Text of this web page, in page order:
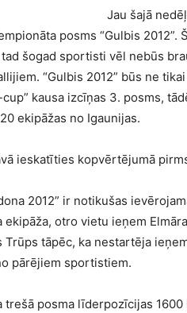
Jau šajā
posms “Gulbis 2012”.
šogad sportisti vēl nebūs
“Gulbis 2012” būs ne
kausa izcīņas 3. posms,
ekipāžas no Igaunijas.
ieskatīties kopvērtējumā
2012” ir notikušas
otro vietu ieņem
tāpēc, ka nestartēja
pārējiem sportistiem.
posma līderpozīcijas